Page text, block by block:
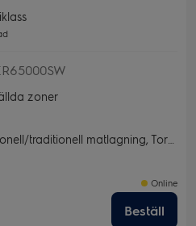
zoner
Snabbgrill, Bakning med fukt, Pizzaläge, Varmluft, Snabbgrill
Online
Beställ